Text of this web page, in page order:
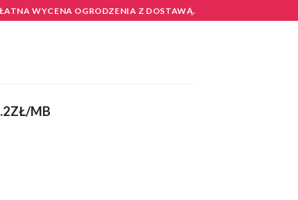
WYCENA OGRODZENIA Z DOSTAWĄ.
MB